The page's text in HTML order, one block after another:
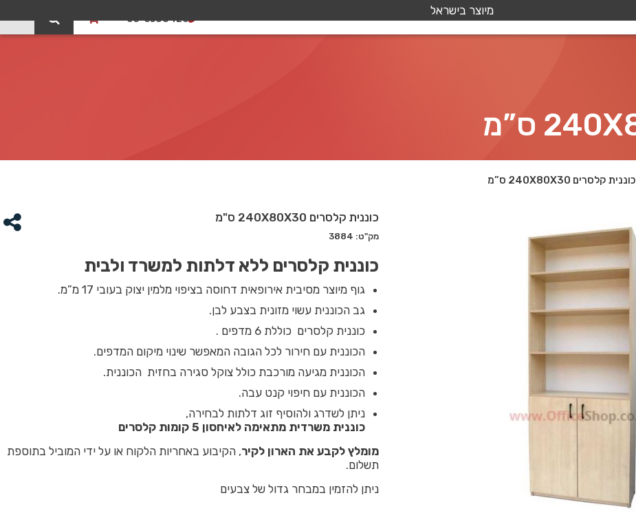
מיוצר בישראל
03-5588426
כוננית קלסרים 240X80X30 ס”מ
כוננית קלסרים 240X80X30 ס"מ
מק"ט: 3884
כוננית קלסרים ללא דלתות למשרד ולבית
גוף מיוצר מסיבית אירופאית דחוסה בציפוי מלמין יצוק בעובי 17 מ”מ.
גב הכוננית עשוי מזונית בצבע לבן.
כוננית קלסרים כוללת 6 מדפים .
הכוננית עם חירור לכל הגובה המאפשר שינוי מיקום המדפים.
הכוננית מגיעה מורכבת כולל צוקל סגירה בחזית הכוננית.
הכוננית עם חיפוי קנט עבה.
ניתן לשדרג ולהוסיף זוג דלתות לבחירה,
כוננית משרדית מתאימה לאיחסון 5 קומות קלסרים
מומלץ לקבע את הארון לקיר, הקיבוע באחריות הלקוח או על ידי המוביל בתוספת
תשלום.
ניתן להזמין במבחר גדול של צבעים